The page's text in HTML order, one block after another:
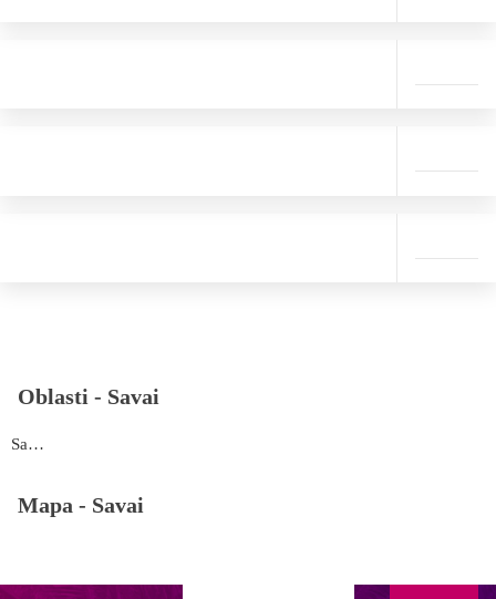
Oblasti - Savai
Savai
Mapa - Savai